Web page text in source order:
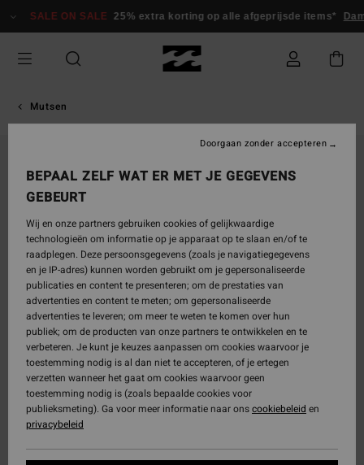
naar
SALE ON SALE 25% extra korting op alle afgeprijsde items*
Mutsen
BEPAAL ZELF WAT ER MET JE GEGEVENS
GEBEURT
Wij en onze partners gebruiken cookies of gelijkwaardige
technologieën om informatie op je apparaat op te slaan en/of te
raadplegen. Deze persoonsgegevens (zoals je navigatiegegevens
en je IP-adres) kunnen worden gebruikt om je gepersonaliseerde
publicaties en content te presenteren; om de prestaties van
advertenties en content te meten; om gepersonaliseerde
advertenties te leveren; om meer te weten te komen over hun
publiek; om de producten van onze partners te ontwikkelen en te
verbeteren. Je kunt je keuzes aanpassen om cookies waarvoor je
toestemming nodig is al dan niet te accepteren, of je ertegen
verzetten wanneer het gaat om cookies waarvoor geen
toestemming nodig is (zoals bepaalde cookies voor
publieksmeting). Ga voor meer informatie naar onscookiebeleid en
privacybeleid
Doorgaan zonder accepteren